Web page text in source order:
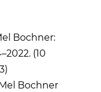
Bochner:
(10
Bochner